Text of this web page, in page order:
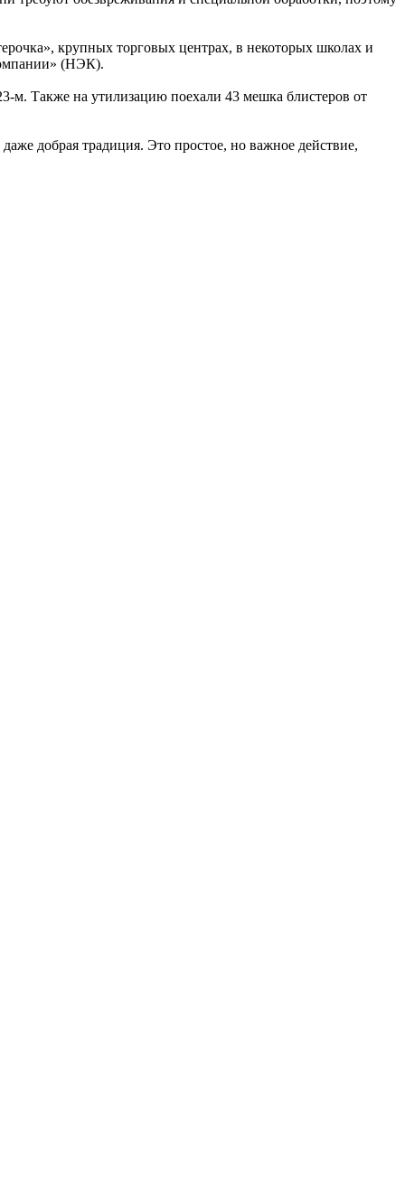
крупных торговых центрах, в некоторых школах и
(НЭК).
м. Также на утилизацию поехали 43 мешка блистеров от
добрая традиция. Это простое, но важное действие,